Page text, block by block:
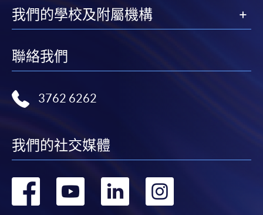
我們的學校及附屬機構
聯絡我們
3762 6262
我們的社交媒體
轉 轉 轉 轉